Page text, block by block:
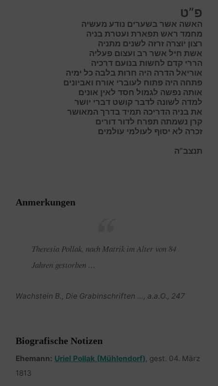
פ”ט
האשה אשר בשערים נודע מעשיה
מחמד ראש תפארת ועטרת בניה
רצון יוצרה זרזה לשנים מתניה
אשת חיל אשר רב ועצום פעליה
הררי קדם לחשות בנועם דרכיה
אוריאל הדרה היה חרות בלבה כל ימיה
פתחה היה פתוח לעוברי אורח ואביונים
אותה נפשה לגמול חסד לאין אונים
למדה לשונה לדבר קושט דברי יושר
את בניה הדריכה תמיד בדרך המאושר
קרן נשמתה תפרח לדור דורים
זכרה לא יסוף לעולמי עולמים
תנצב”ה
Anmerkungen
Theresia Pollak, nach Matrik im Alter von 84
Jahren gestorben …
Wachstein B., Die Grabinschriften …, a.a.O., 247
Biografische Notizen
Ehemann: Uriel Pollak (Mühlendorf), gest. 04. März
1813